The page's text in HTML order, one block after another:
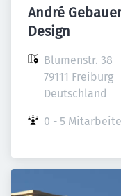
André
Design
Blumenstr. 38
79111 Freiburg
Deutschland
0 - 5